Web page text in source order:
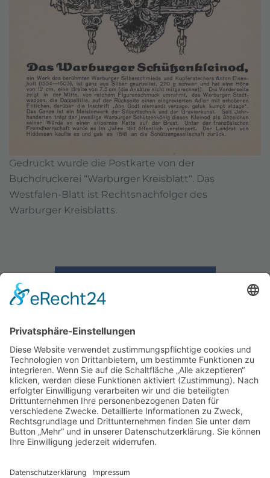
Gedruckt wurde die Postkarte von der
Buchdruckerei “Warburger Kreisblatt“. Das
Westfalen-Blatt ist Rechtsnachfolger des
Warburger Kreisblatts.
Schützenverein Warburg von 1591 e.V.
Impressum|Datenschutz
Werde Förderer des